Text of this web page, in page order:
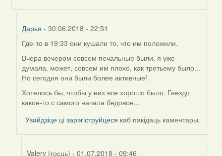
Дарья - 30.06.2018 - 22:51
In
reply
to
by
(госць)
Где-то в 19:33 они кушали то, что им положили.
Вчера вечером совсем печальные были, я уже
думала, может, совсем им плохо, как третьему было...
Но сегодня они были более активные!
Хотелось бы, чтобы у них все хорошо было. Гнездо
какое-то с самого начала бедовое...
Увайдзіце цізарэгіструйцеся каб пакідаць каментары.
Valery (госць) - 01.07.2018 - 09:46